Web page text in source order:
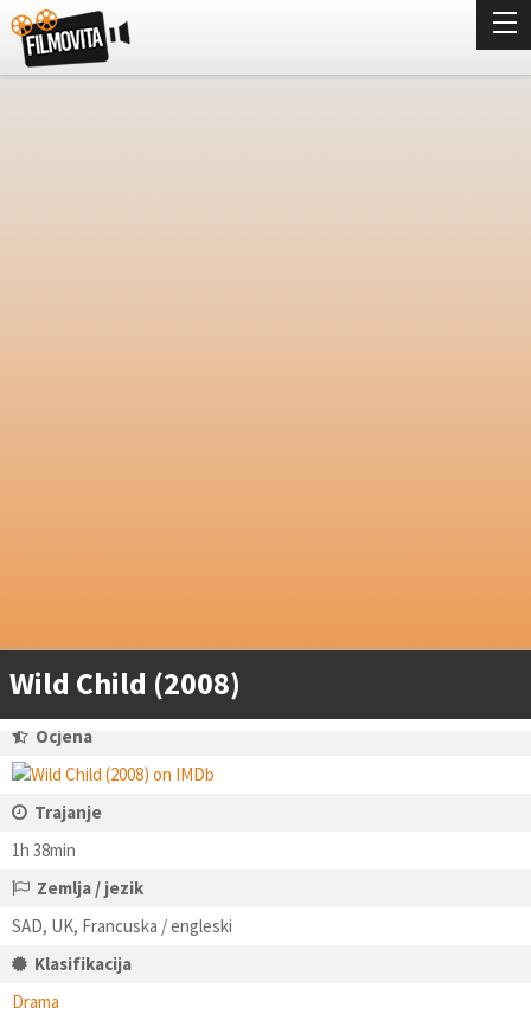
Wild Child (2008)
Ocjena
Trajanje
1h 38min
Zemlja / jezik
SAD, UK, Francuska / engleski
Klasifikacija
Drama